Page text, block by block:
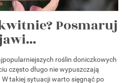
Posmaruj
roślin doniczkowych
często długo nie wypuszczają
takiej sytuacji warto sięgnąć po